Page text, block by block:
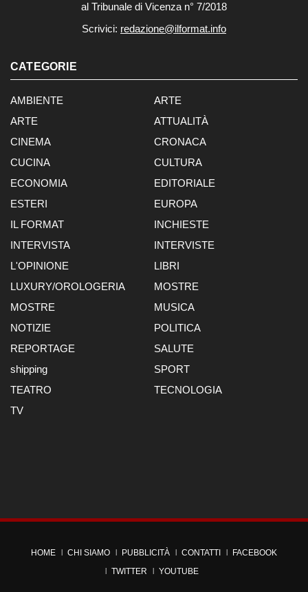
al Tribunale di Vicenza n° 7/2018
Scrivici: redazione@ilformat.info
CATEGORIE
AMBIENTE
ARTE
ARTE
ATTUALITÀ
CINEMA
CRONACA
CUCINA
CULTURA
ECONOMIA
EDITORIALE
ESTERI
EUROPA
IL FORMAT
INCHIESTE
INTERVISTA
INTERVISTE
L'OPINIONE
LIBRI
LUXURY/OROLOGERIA
MOSTRE
MOSTRE
MUSICA
NOTIZIE
POLITICA
REPORTAGE
SALUTE
shipping
SPORT
TEATRO
TECNOLOGIA
TV
HOME CHI SIAMO PUBBLICITÀ CONTATTI
FACEBOOK
TWITTER
YOUTUBE